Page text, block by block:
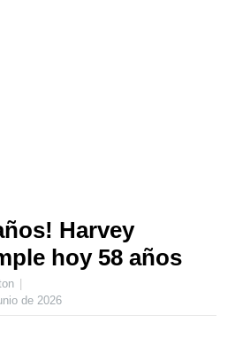
Harvey
hoy 58 años
de 2026